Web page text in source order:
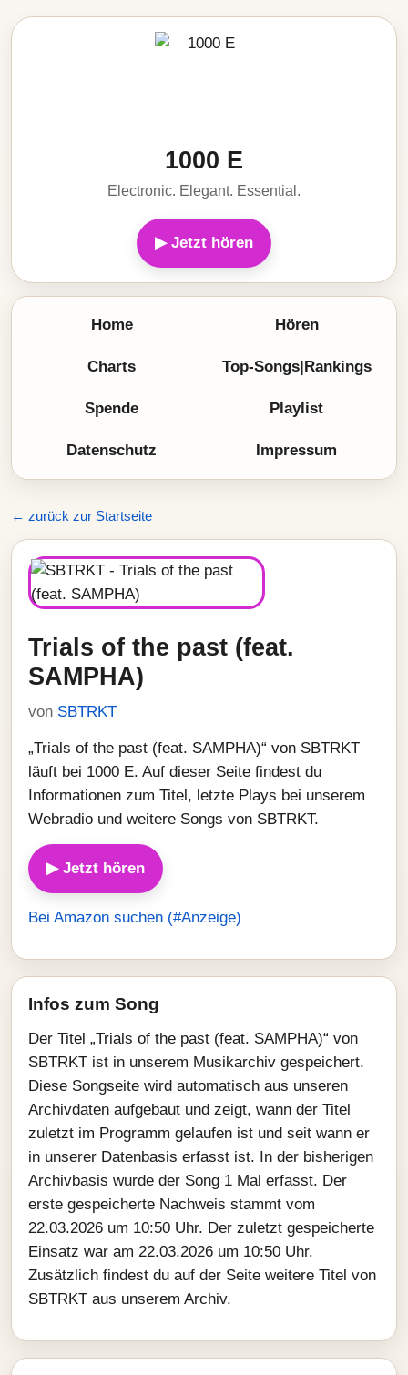
1000 E
Electronic. Elegant. Essential.
▶ Jetzt hören
Home Hören
Charts Top-Songs|Rankings
Spende Playlist
Datenschutz Impressum
← zurück zur Startseite
Trials of the past (feat.
SAMPHA)
von SBTRKT
„Trials of the past (feat. SAMPHA)“ von SBTRKT
läuft bei 1000 E. Auf dieser Seite findest du
Informationen zum Titel, letzte Plays bei unserem
Webradio und weitere Songs von SBTRKT.
▶ Jetzt hören
Bei Amazon suchen (#Anzeige)
Infos zum Song
Der Titel „Trials of the past (feat. SAMPHA)“ von
SBTRKT ist in unserem Musikarchiv gespeichert.
Diese Songseite wird automatisch aus unseren
Archivdaten aufgebaut und zeigt, wann der Titel
zuletzt im Programm gelaufen ist und seit wann er
in unserer Datenbasis erfasst ist. In der bisherigen
Archivbasis wurde der Song 1 Mal erfasst. Der
erste gespeicherte Nachweis stammt vom
22.03.2026 um 10:50 Uhr. Der zuletzt gespeicherte
Einsatz war am 22.03.2026 um 10:50 Uhr.
Zusätzlich findest du auf der Seite weitere Titel von
SBTRKT aus unserem Archiv.